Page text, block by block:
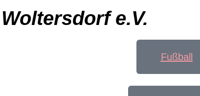
e.V.
Fußball